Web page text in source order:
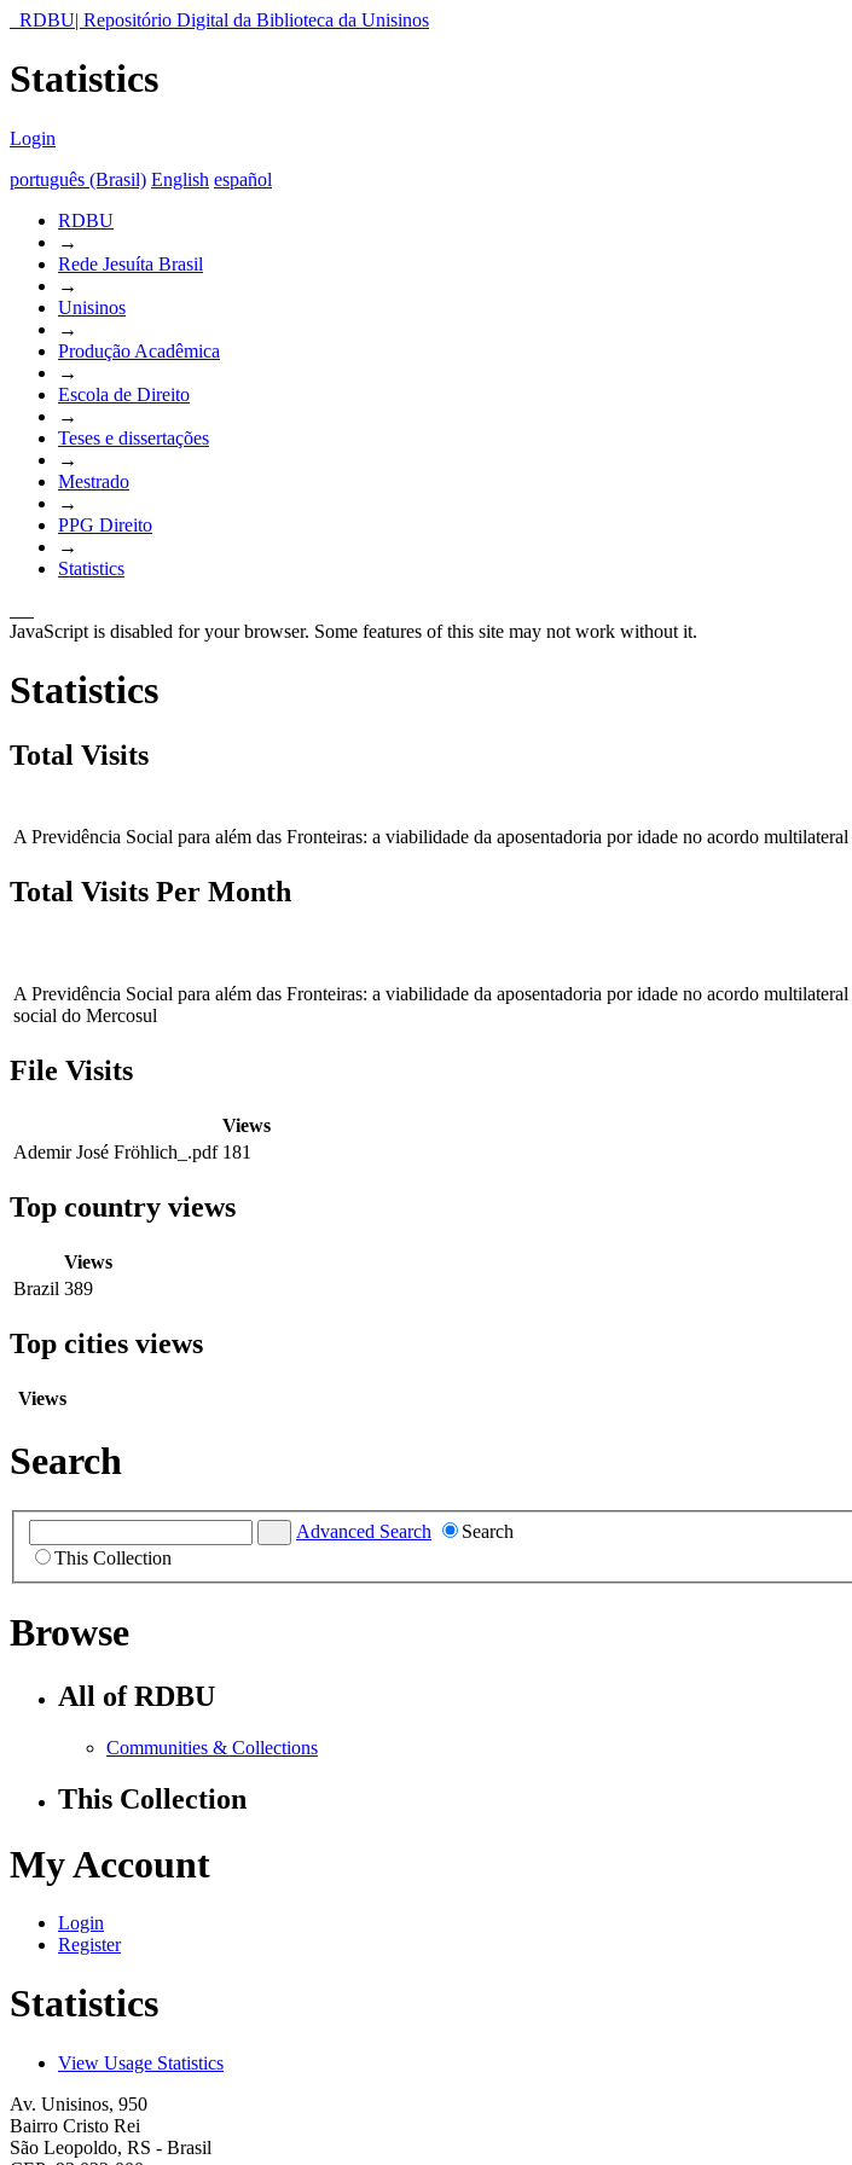
RDBU| Repositório Digital da Biblioteca da Unisinos
Statistics
Login
português (Brasil) English español
RDBU
→
Rede Jesuíta Brasil
→
Unisinos
→
Produção Acadêmica
→
Escola de Direito
→
Teses e dissertações
→
Mestrado
→
PPG Direito
→
Statistics
JavaScript is disabled for your browser. Some features of this site may not work without it.
Statistics
Total Visits
A Previdência Social para além das Fronteiras: a viabilidade da aposentadoria por idade no acordo
Total Visits Per Month
A Previdência Social para além das Fronteiras: a viabilidade da aposentadoria por idade no acordo multilateral
social do Mercosul
File Visits
Views
Ademir José Fröhlich_.pdf 181
Top country views
Views
Brazil 389
Top cities views
Views
Search
Advanced Search
Search
This Collection
Browse
All of RDBU
Communities & Collections
This Collection
My Account
Login
Register
Statistics
View Usage Statistics
Av. Unisinos, 950
Bairro Cristo Rei
São Leopoldo, RS - Brasil